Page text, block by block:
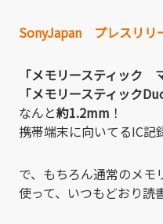
SonyJapan プレスリリ
「メモリースティック
「メモリースティック
なんと約1.2mm ！
携帯端末に向いてるIC記
で、もちろん通常のメモ
使って、いつもどおり読